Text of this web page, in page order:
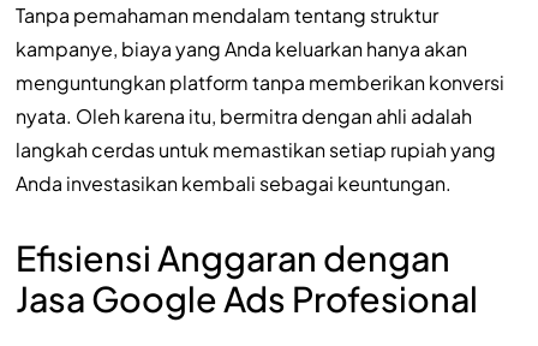
Tanpa pemahaman mendalam tentang struktur
kampanye, biaya yang Anda keluarkan hanya akan
menguntungkan platform tanpa memberikan konversi
nyata. Oleh karena itu, bermitra dengan ahli adalah
langkah cerdas untuk memastikan setiap rupiah yang
Anda investasikan kembali sebagai keuntungan.
Efisiensi Anggaran dengan
Jasa Google Ads Profesional